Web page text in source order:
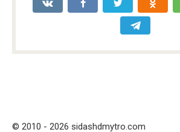
© 2010 - 2026 sidashdmytro.com